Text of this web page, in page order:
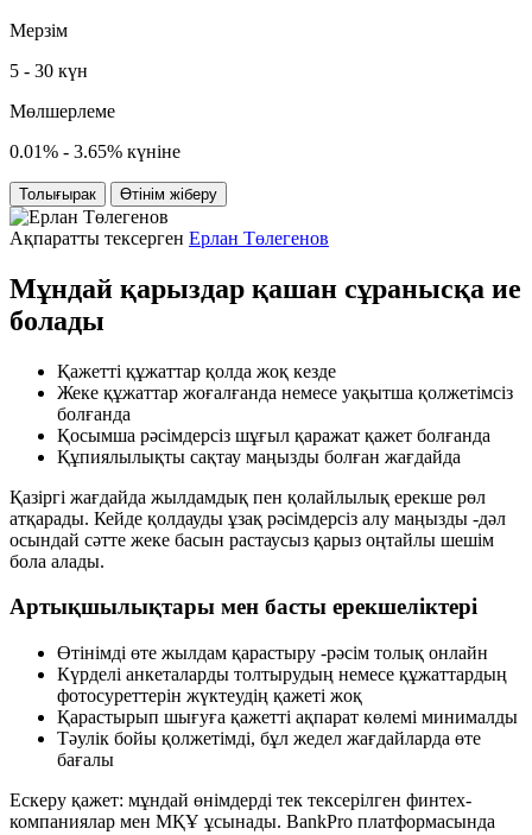
Мерзім
5 - 30 күн
Мөлшерлеме
0.01% - 3.65% күніне
Толығырак Өтінім жіберу
Ақпаратты тексерген Ерлан Төлегенов
Мұндай қарыздар қашан сұранысқа ие
болады
Қажетті құжаттар қолда жоқ кезде
Жеке құжаттар жоғалғанда немесе уақытша қолжетімсіз
болғанда
Қосымша рәсімдерсіз шұғыл қаражат қажет болғанда
Құпиялылықты сақтау маңызды болған жағдайда
Қазіргі жағдайда жылдамдық пен қолайлылық ерекше рөл
атқарады. Кейде қолдауды ұзақ рәсімдерсіз алу маңызды -дәл
осындай сәтте жеке басын растаусыз қарыз оңтайлы шешім
бола алады.
Артықшылықтары мен басты ерекшеліктері
Өтінімді өте жылдам қарастыру -рәсім толық онлайн
Күрделі анкеталарды толтырудың немесе құжаттардың
фотосуреттерін жүктеудің қажеті жоқ
Қарастырып шығуға қажетті ақпарат көлемі минималды
Тәулік бойы қолжетімді, бұл жедел жағдайларда өте
бағалы
Ескеру қажет: мұндай өнімдерді тек тексерілген финтех-
компаниялар мен МҚҰ ұсынады. BankPro платформасында